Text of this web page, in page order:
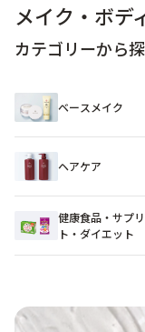
メイク・ボデ
カテゴリーから
ベースメイク
ヘアケア
健康食品・サプ
ト・ダイエット​